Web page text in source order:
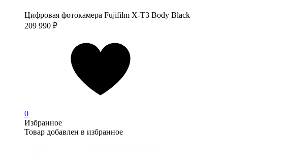
Цифровая фотокамера Fujifilm X-T3 Body Black
209 990 ₽
0
Избранное
Товар добавлен в избранное